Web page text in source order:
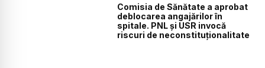
Comisia de Sănătate a aprobat
deblocarea angajărilor în
spitale. PNL și USR invocă
riscuri de neconstituționalitate